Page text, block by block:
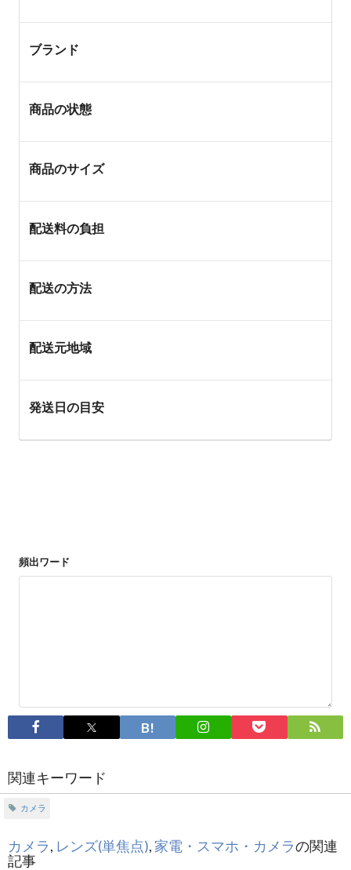
ブランド
商品の状態
商品のサイズ
配送料の負担
配送の方法
配送元地域
発送日の目安
頻出ワード
関連キーワード
カメラ
カメラ, レンズ(単焦点), 家電・スマホ・カメラの関連
記事